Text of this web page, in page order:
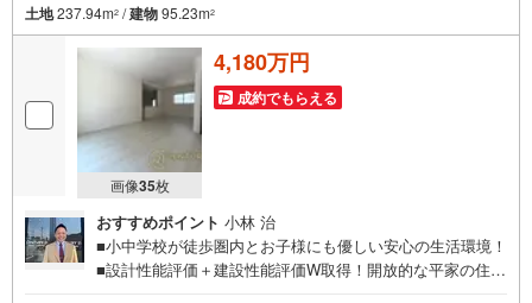
土地237.94m2 /建物95.23m2
画像35枚
4,180万円
成約でもらえる
おすすめポイント 小林 治
■小中学校が徒歩圏内とお子様にも優しい安心の生活環境！
■設計性能評価＋建設性能評価W取得！開放的な平家の住ま